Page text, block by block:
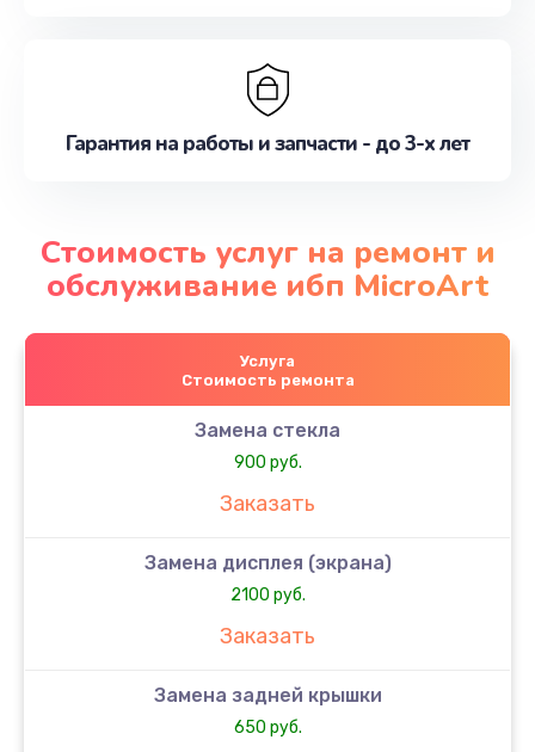
Гарантия на работы и запчасти - до 3-х лет
Стоимость услуг на ремонт и
обслуживание ибп MicroArt
Услуга
Стоимость ремонта
Замена стекла
900 руб.
Заказать
Замена дисплея (экрана)
2100 руб.
Заказать
Замена задней крышки
650 руб.